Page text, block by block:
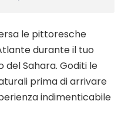
le pittoresche
durante il tuo
del Sahara. Goditi le
prima di arrivare
indimenticabile